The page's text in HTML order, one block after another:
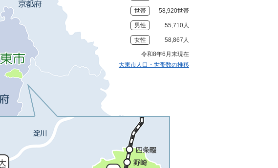
世帯 58,920世帯
男性 55,710人
女性 58,867人
令和8年6月末現在
大東市人口・世帯数の推移